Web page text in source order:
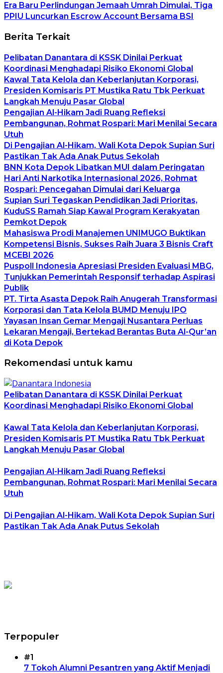
Era Baru Perlindungan Jemaah Umrah Dimulai, Tiga
PPIU Luncurkan Escrow Account Bersama BSI
Berita Terkait
Pelibatan Danantara di KSSK Dinilai Perkuat
Koordinasi Menghadapi Risiko Ekonomi Global
Kawal Tata Kelola dan Keberlanjutan Korporasi,
Presiden Komisaris PT Mustika Ratu Tbk Perkuat
Langkah Menuju Pasar Global
Pengajian Al-Hikam Jadi Ruang Refleksi
Pembangunan, Rohmat Rospari: Mari Menilai Secara
Utuh
Di Pengajian Al-Hikam, Wali Kota Depok Supian Suri
Pastikan Tak Ada Anak Putus Sekolah
BNN Kota Depok Libatkan MUI dalam Peringatan
Hari Anti Narkotika Internasional 2026, Rohmat
Rospari: Pencegahan Dimulai dari Keluarga
Supian Suri Tegaskan Pendidikan Jadi Prioritas,
KuduSS Ramah Siap Kawal Program Kerakyatan
Pemkot Depok
Mahasiswa Prodi Manajemen UNIMUGO Buktikan
Kompetensi Bisnis, Sukses Raih Juara 3 Bisnis Craft
MCEBI 2026
Puspoll Indonesia Apresiasi Presiden Evaluasi MBG,
Tunjukkan Pemerintah Responsif terhadap Aspirasi
Publik
PT. Tirta Asasta Depok Raih Anugerah Transformasi
Korporasi dan Tata Kelola BUMD Menuju IPO
Yayasan Insan Gemar Mengaji Nusantara Perluas
Lekaran Mengaji, Bertekad Berantas Buta Al-Qur’an
di Kota Depok
Rekomendasi untuk kamu
Pelibatan Danantara di KSSK Dinilai Perkuat
Koordinasi Menghadapi Risiko Ekonomi Global
Kawal Tata Kelola dan Keberlanjutan Korporasi,
Presiden Komisaris PT Mustika Ratu Tbk Perkuat
Langkah Menuju Pasar Global
Pengajian Al-Hikam Jadi Ruang Refleksi
Pembangunan, Rohmat Rospari: Mari Menilai Secara
Utuh
Di Pengajian Al-Hikam, Wali Kota Depok Supian Suri
Pastikan Tak Ada Anak Putus Sekolah
Terpopuler
#1
7 Tokoh Alumni Pesantren yang Aktif Menjadi